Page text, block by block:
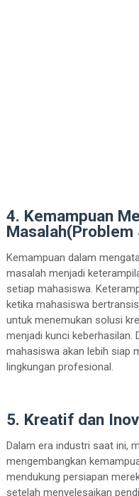
4. Kemampuan
Masalah(Problem
Kemampuan dalam
masalah menjadi
setiap mahasiswa.
ketika mahasiswa
untuk menemukan solusi
menjadi kunci keberhasilan.
mahasiswa akan lebih siap
lingkungan profesional.
5. Kreatif dan
Dalam era industri saat ini,
mengembangkan
mendukung persiapan
setelah menyelesaikan